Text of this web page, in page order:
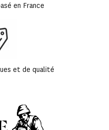
en France
et de qualité